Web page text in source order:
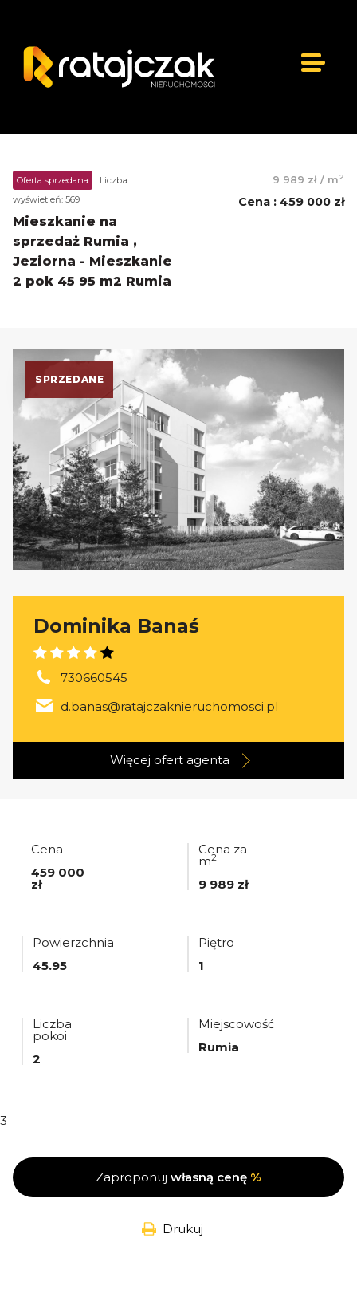
Oferta sprzedana
| Liczba
wyświetleń: 569
Mieszkanie na
sprzedaż Rumia ,
Jeziorna - Mieszkanie
2 pok 45 95 m2 Rumia
9 989 zł / m2
Cena : 459 000 zł
SPRZEDANE
Dominika Banaś
730660545
d.banas@ratajczaknieruchomosci.pl
Więcej ofert agenta
Cena
459 000
zł
Cena za
m2
9 989 zł
Powierzchnia
45.95
Piętro
1
Liczba
pokoi
2
Miejscowość
Rumia
3
Zaproponuj własną cenę %
Drukuj